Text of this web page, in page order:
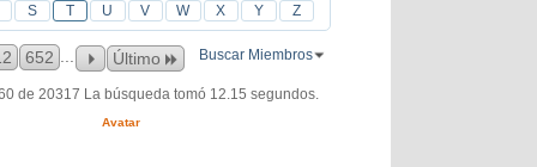
S T U V W X Y Z
652 Último Buscar Miembros
de 20317 La búsqueda tomó 12.15 segundos.
Avatar